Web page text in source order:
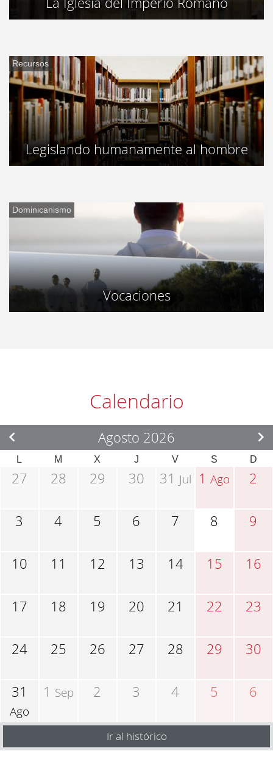
Recursos
Legislando humanamente al hombre
Dominicanismo
Vocaciones
Calendario
Agosto 2026
L M X J V S D
27 28 29 30 31 Jul 1Ago 2
3 4 5 6 7 8 9
10 11 12 13 14 15 16
17 18 19 20 21 22 23
24 25 26 27 28 29 30
31
Ago
1 Sep 2 3 4 5 6
Ir al histórico